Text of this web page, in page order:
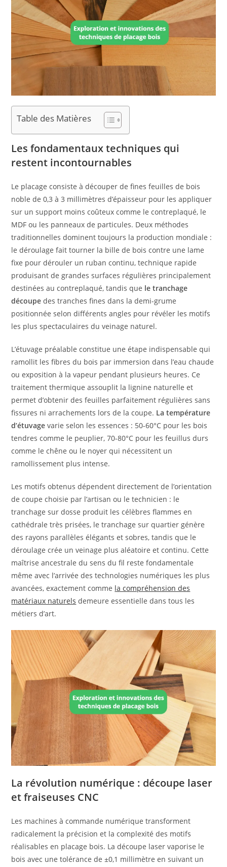
Table des Matières
Les fondamentaux techniques qui
restent incontournables
Le placage consiste à découper de fines feuilles de bois
noble de 0,3 à 3 millimètres d’épaisseur pour les appliquer
sur un support moins coûteux comme le contreplaqué, le
MDF ou les panneaux de particules. Deux méthodes
traditionnelles dominent toujours la production mondiale :
le déroulage fait tourner la bille de bois contre une lame
fixe pour dérouler un ruban continu, technique rapide
produisant de grandes surfaces régulières principalement
destinées au contreplaqué, tandis que le tranchage
découpe des tranches fines dans la demi-grume
positionnée selon différents angles pour révéler les motifs
les plus spectaculaires du veinage naturel.
L’étuvage préalable constitue une étape indispensable qui
ramollit les fibres du bois par immersion dans l’eau chaude
ou exposition à la vapeur pendant plusieurs heures. Ce
traitement thermique assouplit la lignine naturelle et
permet d’obtenir des feuilles parfaitement régulières sans
fissures ni arrachements lors de la coupe. La température
d’étuvage varie selon les essences : 50-60°C pour les bois
tendres comme le peuplier, 70-80°C pour les feuillus durs
comme le chêne ou le noyer qui nécessitent un
ramollissement plus intense.
Les motifs obtenus dépendent directement de l’orientation
de coupe choisie par l’artisan ou le technicien : le
tranchage sur dosse produit les célèbres flammes en
cathédrale très prisées, le tranchage sur quartier génère
des rayons parallèles élégants et sobres, tandis que le
déroulage crée un veinage plus aléatoire et continu. Cette
maîtrise ancestrale du sens du fil reste fondamentale
même avec l’arrivée des technologies numériques les plus
avancées, exactement comme la compréhension des
matériaux naturels demeure essentielle dans tous les
métiers d’art.
La révolution numérique : découpe laser
et fraiseuses CNC
Les machines à commande numérique transforment
radicalement la précision et la complexité des motifs
réalisables en placage bois. La découpe laser vaporise le
bois avec une tolérance de ±0,1 millimètre en suivant un